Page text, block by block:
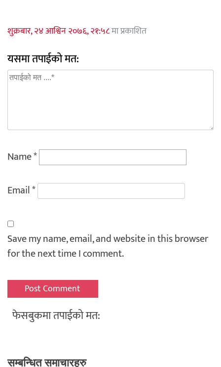
शुक्रबार, २४ आश्विन २०७६, २१:५८मा प्रकाशित
यसमा तपाईको मत:
Name*
Email*
Save my name, email, and website in this browser
for the next time I comment.
फेसबुकमा तपाईको मत:
सम्बन्धित समाचारहरु